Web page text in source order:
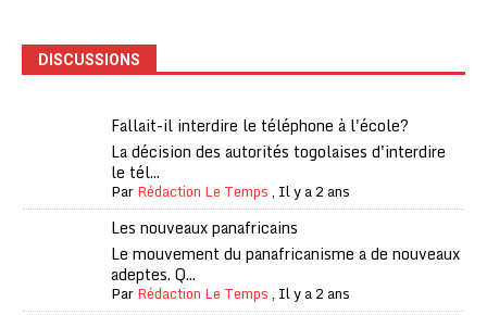
DISCUSSIONS
Fallait-il interdire le téléphone à l'école?
La décision des autorités togolaises d'interdire
le tél...
ParRédaction Le Temps, Il y a 2 ans
Les nouveaux panafricains
Le mouvement du panafricanisme a de nouveaux
adeptes. Q...
ParRédaction Le Temps, Il y a 2 ans